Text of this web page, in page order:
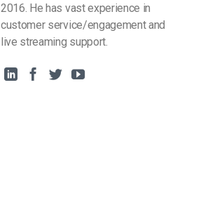
2016. He has vast experience in
customer service/engagement and
live streaming support.